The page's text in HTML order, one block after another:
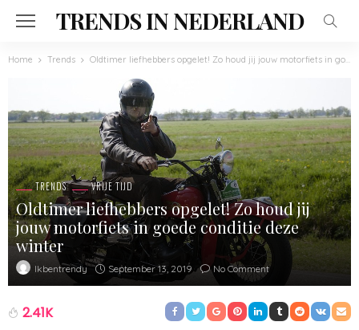
TRENDS IN NEDERLAND
Home Trends Oldtimer liefhebbers opgelet! Zo houd jij jouw motorfiets in goede conditie deze winter
TRENDS VRIJE TIJD
Oldtimer liefhebbers opgelet! Zo houd jij
jouw motorfiets in goede conditie deze
winter
Ikbentrendy September 13, 2019 No Comment
2.41K